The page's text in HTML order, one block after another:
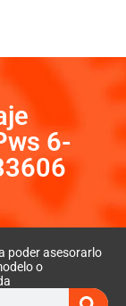
6-
poder asesorarlo
o